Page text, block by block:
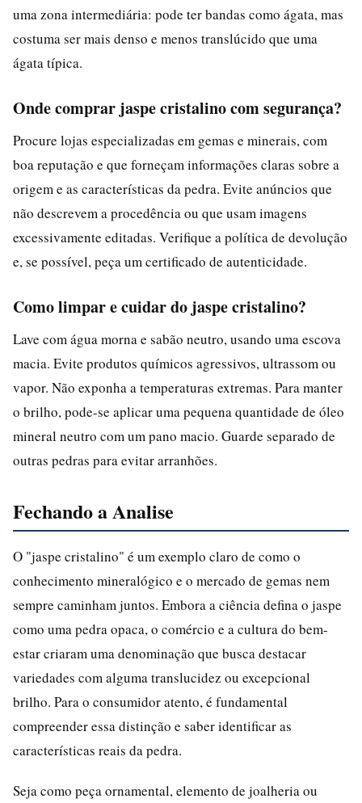
uma zona intermediária: pode ter bandas como ágata, mas
costuma ser mais denso e menos translúcido que uma
ágata típica.
Onde comprar jaspe cristalino com segurança?
Procure lojas especializadas em gemas e minerais, com
boa reputação e que forneçam informações claras sobre a
origem e as características da pedra. Evite anúncios que
não descrevem a procedência ou que usam imagens
excessivamente editadas. Verifique a política de devolução
e, se possível, peça um certificado de autenticidade.
Como limpar e cuidar do jaspe cristalino?
Lave com água morna e sabão neutro, usando uma escova
macia. Evite produtos químicos agressivos, ultrassom ou
vapor. Não exponha a temperaturas extremas. Para manter
o brilho, pode-se aplicar uma pequena quantidade de óleo
mineral neutro com um pano macio. Guarde separado de
outras pedras para evitar arranhões.
Fechando a Analise
O "jaspe cristalino" é um exemplo claro de como o
conhecimento mineralógico e o mercado de gemas nem
sempre caminham juntos. Embora a ciência defina o jaspe
como uma pedra opaca, o comércio e a cultura do bem-
estar criaram uma denominação que busca destacar
variedades com alguma translucidez ou excepcional
brilho. Para o consumidor atento, é fundamental
compreender essa distinção e saber identificar as
características reais da pedra.
Seja como peça ornamental, elemento de joalheria ou